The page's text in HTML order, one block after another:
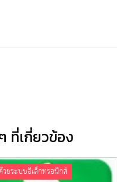
ที่เกี่ยวข้อง
วยระบบอิเล็กทรอนิกส์